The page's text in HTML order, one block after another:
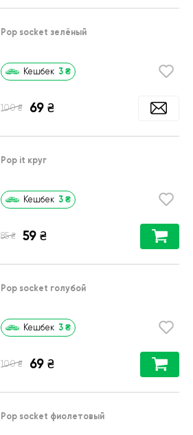
Pop socket зелёный
Кешбек 3 ₴
100 ₴ 69 ₴
Pop it круг
Кешбек 3 ₴
85 ₴ 59 ₴
Pop socket голубой
Кешбек 3 ₴
100 ₴ 69 ₴
Pop socket фиолетовый